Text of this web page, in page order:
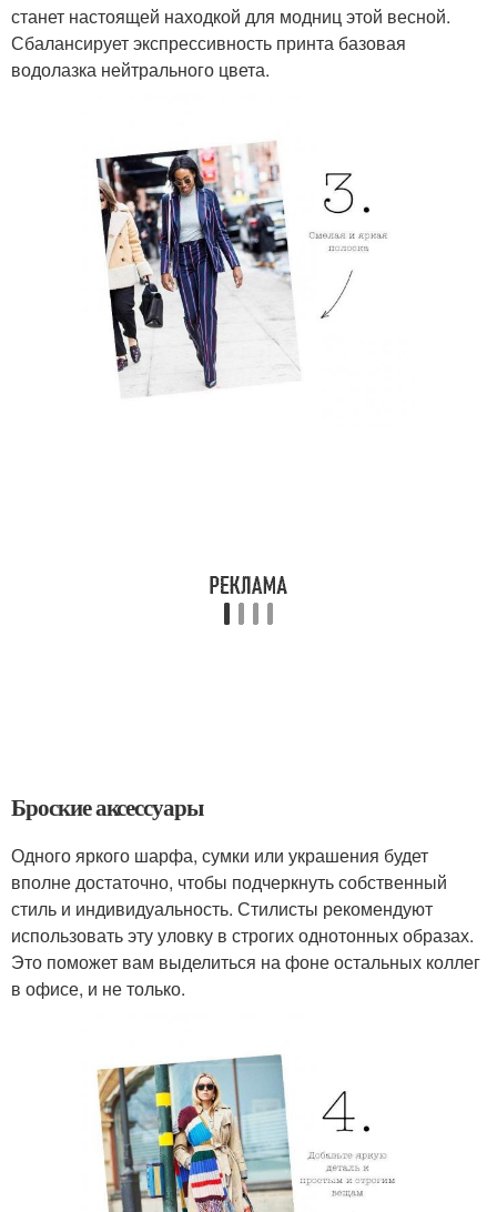
станет настоящей находкой для модниц этой весной.
Сбалансирует экспрессивность принта базовая
водолазка нейтрального цвета.
Броские аксессуары
Одного яркого шарфа, сумки или украшения будет
вполне достаточно, чтобы подчеркнуть собственный
стиль и индивидуальность. Стилисты рекомендуют
использовать эту уловку в строгих однотонных образах.
Это поможет вам выделиться на фоне остальных коллег
в офисе, и не только.